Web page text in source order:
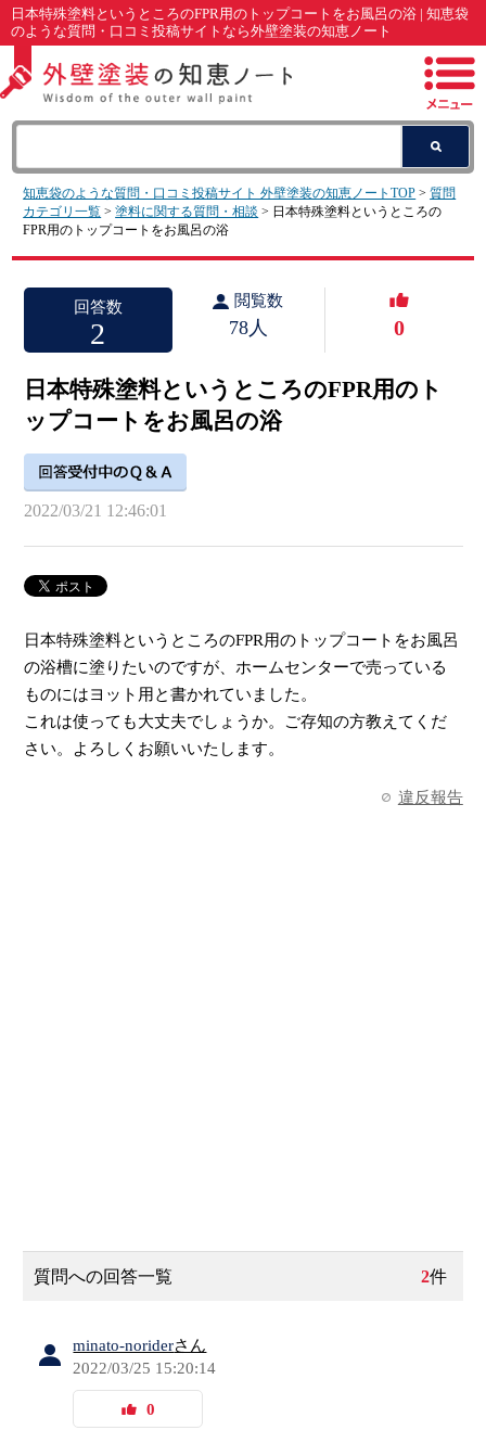
日本特殊塗料というところのFPR用のトップコートをお風呂の浴 | 知恵袋
のような質問・口コミ投稿サイトなら外壁塗装の知恵ノート
知恵袋のような質問・口コミ投稿サイト 外壁塗装の知恵ノートTOP >質問
カテゴリ一覧 >塗料に関する質問・相談 > 日本特殊塗料というところの
FPR用のトップコートをお風呂の浴
回答数
2
閲覧数
78人 0
日本特殊塗料というところのFPR用のト
ップコートをお風呂の浴
2022/03/21 12:46:01
日本特殊塗料というところのFPR用のトップコートをお風呂
の浴槽に塗りたいのですが、ホームセンターで売っている
ものにはヨット用と書かれていました。
これは使っても大丈夫でしょうか。ご存知の方教えてくだ
さい。よろしくお願いいたします。
違反報告
質問への回答一覧 2件
minato-noriderさん
2022/03/25 15:20:14
0